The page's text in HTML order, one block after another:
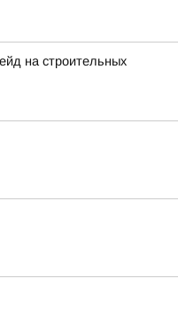
на строительных